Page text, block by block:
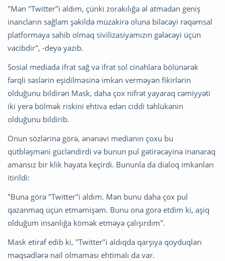
"Mən "Twitter"i aldım, çünki zorakılığa əl atmadan geniş
inancların sağlam şəkildə müzakirə oluna biləcəyi rəqəmsal
platformaya sahib olmaq sivilizasiyamızın gələcəyi üçün
vacibdir", -deyə yazıb.
Sosial mediada ifrat sağ və ifrat sol cinahlara bölünərək
fərqli səslərin eşidilməsinə imkan verməyən fikirlərin
olduğunu bildirən Mask, daha çox nifrət yayaraq cəmiyyəti
iki yerə bölmək riskini ehtiva edən ciddi təhlükənin
olduğunu bildirib.
Onun sözlərinə görə, ənənəvi medianın çoxu bu
qütbləşməni gücləndirdi və bunun pul gətirəcəyinə inanaraq
amansız bir klik həyata keçirdi. Bununla da dialoq imkanları
itirildi:
"Buna görə "Twitter"i aldım. Mən bunu daha çox pul
qazanmaq üçün etməmişəm. Bunu ona görə etdim ki, aşiq
olduğum insanlığa kömək etməyə çalışırdım".
Mask etiraf edib ki, "Twitter"i aldıqda qarşıya qoyduqları
məqsədlərə nail olmaması ehtimalı da var.